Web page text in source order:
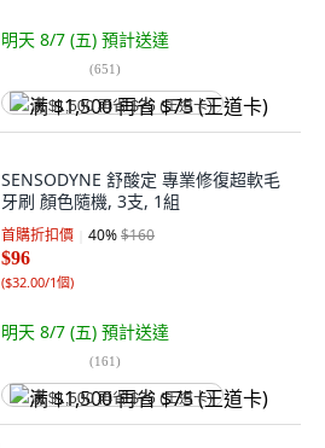
明天 8/7 (五) 預計送達
(651)
满 $1,500 再省 $75 (王道卡)
SENSODYNE 舒酸定 專業修復超軟毛
牙刷 顏色隨機, 3支, 1組
首購折扣價 40%$160
$96
($32.00/1個)
明天 8/7 (五) 預計送達
(161)
满 $1,500 再省 $75 (王道卡)